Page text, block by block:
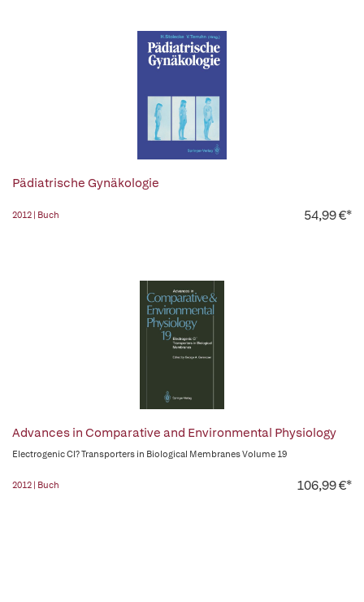
Pädiatrische Gynäkologie
2012 | Buch 54,99 €*
Advances in Comparative and Environmental Physiology
Electrogenic Cl? Transporters in Biological Membranes Volume 19
2012 | Buch 106,99 €*